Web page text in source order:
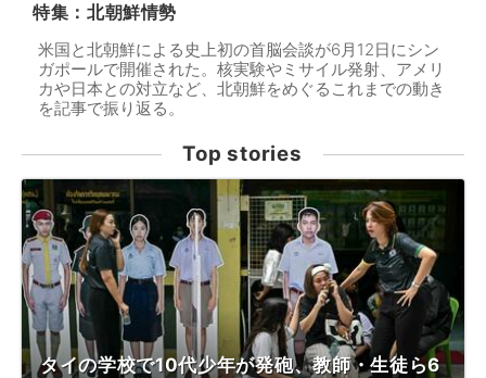
特集：北朝鮮情勢
米国と北朝鮮による史上初の首脳会談が6月12日にシン
ガポールで開催された。核実験やミサイル発射、アメリ
カや日本との対立など、北朝鮮をめぐるこれまでの動き
を記事で振り返る。
Top stories
タイの学校で10代少年が発砲、教師・生徒ら6